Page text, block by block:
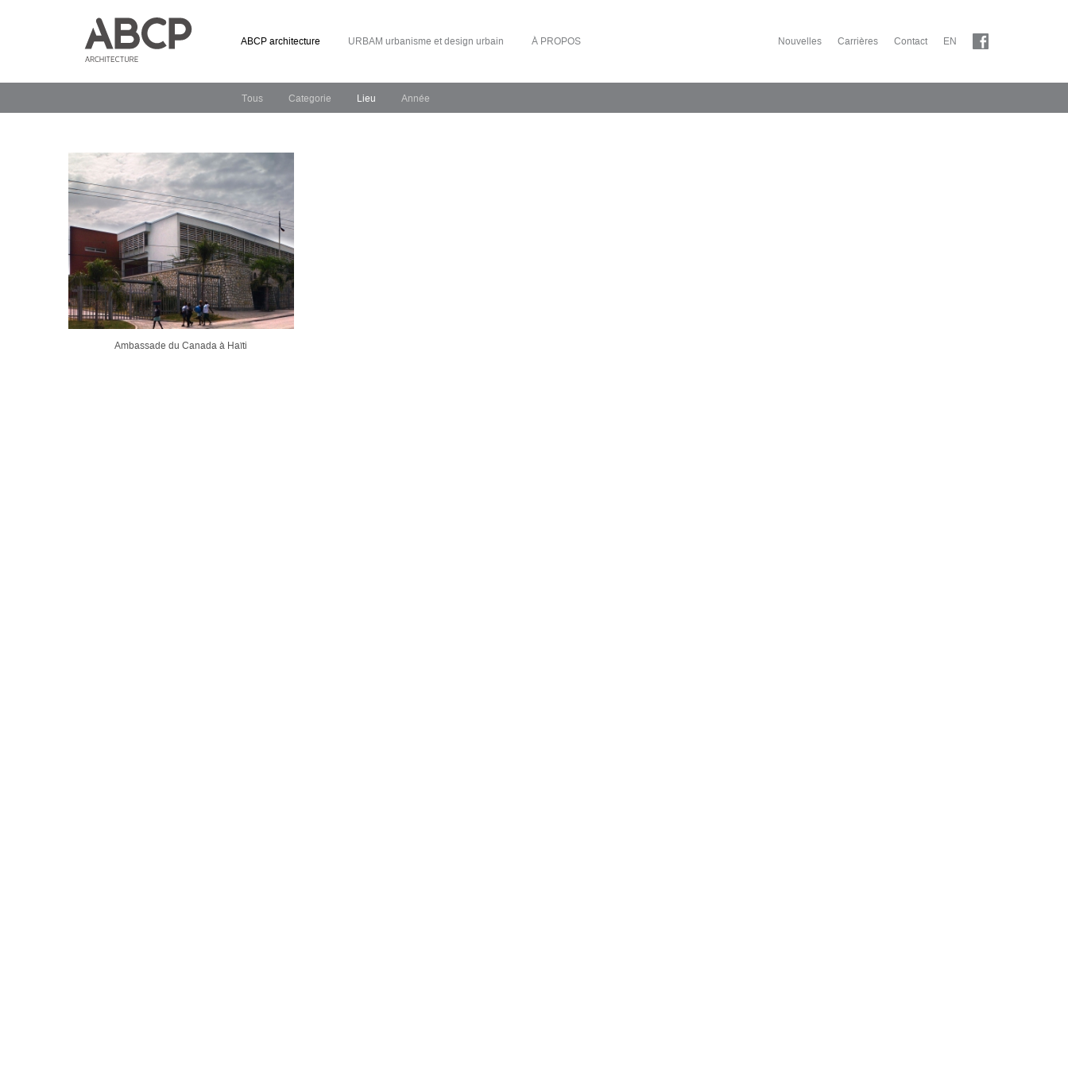
ABCP architecture URBAM urbanisme et design urbain À PROPOS Nouvelles Carrières Contact EN
Tous Categorie Lieu Année
Ambassade du Canada à Haïti